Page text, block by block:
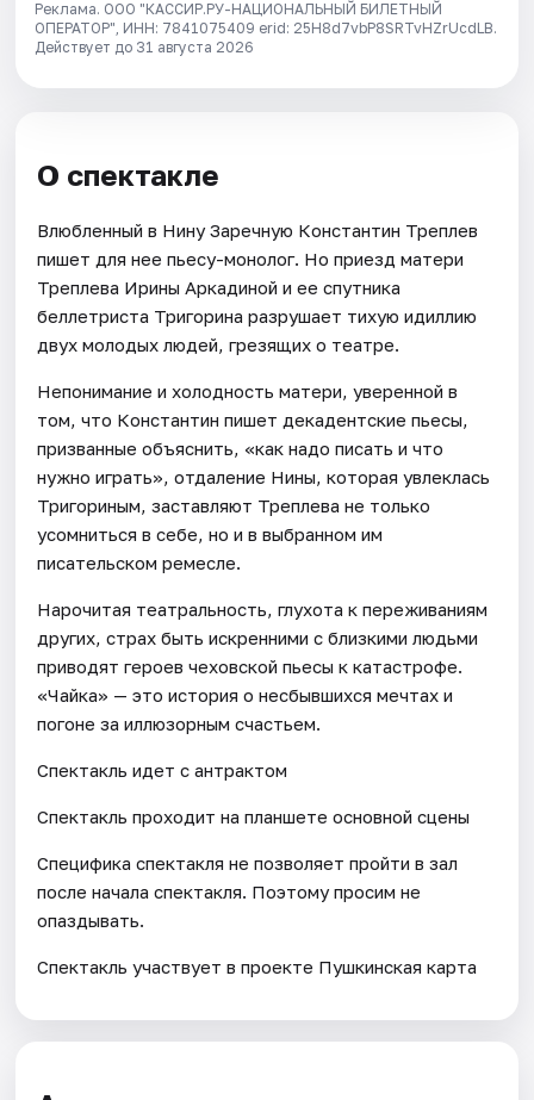
Реклама. ООО "КАССИР.РУ-НАЦИОНАЛЬНЫЙ БИЛЕТНЫЙ
ОПЕРАТОР", ИНН: 7841075409 erid: 25H8d7vbP8SRTvHZrUcdLB.
Действует до 31 августа 2026
О спектакле
Влюбленный в Нину Заречную Константин Треплев
пишет для нее пьесу-монолог. Но приезд матери
Треплева Ирины Аркадиной и ее спутника
беллетриста Тригорина разрушает тихую идиллию
двух молодых людей, грезящих о театре.
Непонимание и холодность матери, уверенной в
том, что Константин пишет декадентские пьесы,
призванные объяснить, «как надо писать и что
нужно играть», отдаление Нины, которая увлеклась
Тригориным, заставляют Треплева не только
усомниться в себе, но и в выбранном им
писательском ремесле.
Нарочитая театральность, глухота к переживаниям
других, страх быть искренними с близкими людьми
приводят героев чеховской пьесы к катастрофе.
«Чайка» — это история о несбывшихся мечтах и
погоне за иллюзорным счастьем.
Спектакль идет с антрактом
Спектакль проходит на планшете основной сцены
Специфика спектакля не позволяет пройти в зал
после начала спектакля. Поэтому просим не
опаздывать.
Спектакль участвует в проекте Пушкинская карта